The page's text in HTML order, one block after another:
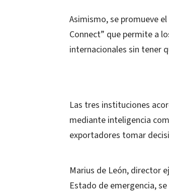
Asimismo, se promueve
Connect” que permite a
internacionales sin tener
Las tres instituciones
mediante inteligencia
exportadores tomar
Marius de León, director
Estado de emergencia,